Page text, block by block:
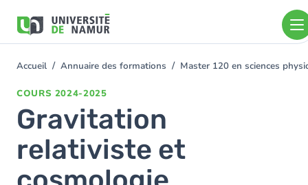
contenu
You
Accueil Annuaire des formations Master 120 en sciences
COURS 2024-2025
Gravitation
relativiste et